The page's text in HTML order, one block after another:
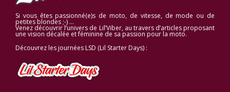
Si vous êtes passionné(e)s de moto, de vitesse, de mode ou de
petites blondes ;-) …
Venez découvrir l’univers de Lil’Viber, au travers d’articles proposant
une vision décalée et féminine de sa passion pour la moto.
Découvrez les journées LSD (Lil Starter Days) :